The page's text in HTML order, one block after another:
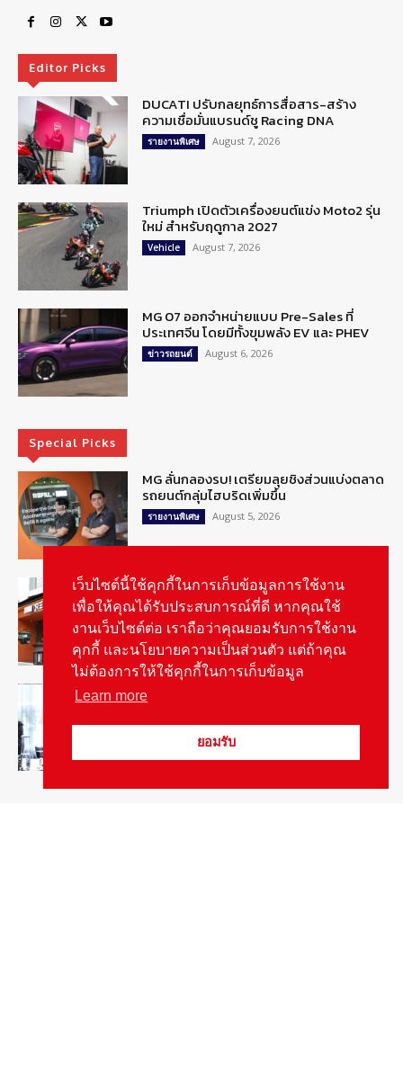
Editor Picks
DUCATI ปรับกลยุทธ์การสื่อสาร-สร้าง
ความเชื่อมั่นแบรนด์ชู Racing DNA
รายงานพิเศษ August 7, 2026
Triumph เปิดตัวเครื่องยนต์แข่ง Moto2 รุ่น
ใหม่ สำหรับฤดูกาล 2027
Vehicle August 7, 2026
MG 07 ออกจำหน่ายแบบ Pre-Sales ที่
ประเทศจีน โดยมีทั้งขุมพลัง EV และ PHEV
ข่าวรถยนต์ August 6, 2026
Special Picks
MG ลั่นกลองรบ! เตรียมลุยชิงส่วนแบ่งตลาด
รถยนต์กลุ่มไฮบริดเพิ่มขึ้น
รายงานพิเศษ August 5, 2026
รู้จัก “MG IM Privilege” สิทธิพิเศษสำหรับ
ลูกค้าพรีเมี่ยมของแบรนด์เอ็มจี
สกู๊ปพิเศษ August 5, 2026
สัมภาษณ์ประธานไทยฮอนด้าคนใหม่กับ
ภารกิจปั้นตลาดมอเตอร์ไซค์ไฟฟ้า
รายงานพิเศษ August 4, 2026
เว็บไซต์นี้ใช้คุกกี้ในการเก็บข้อมูลการใช้งาน
เพื่อให้คุณได้รับประสบการณ์ที่ดี หากคุณใช้
งานเว็บไซต์ต่อ เราถือว่าคุณยอมรับการใช้งาน
คุกกี้ และนโยบายความเป็นส่วนตัว แต่ถ้าคุณ
ไม่ต้องการให้ใช้คุกกี้ในการเก็บข้อมูล
Learn more
ยอมรับ